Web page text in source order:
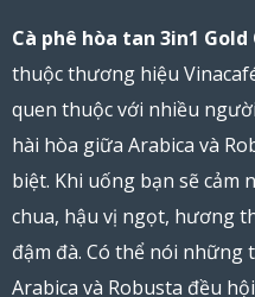
Cà phê hòa tan 3in1
thuộc thương hiệu
quen thuộc với nhiều
hài hòa giữa Arabica và
biệt. Khi uống bạn sẽ cảm
chua, hậu vị ngọt, hương
đậm đà. Có thể nói những
Arabica và Robusta đều